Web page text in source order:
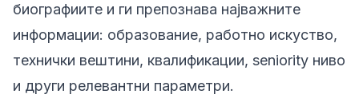
биографиите и ги препознава најважните
информации: образование, работно искуство,
технички вештини, квалификации, seniority ниво
и други релевантни параметри.